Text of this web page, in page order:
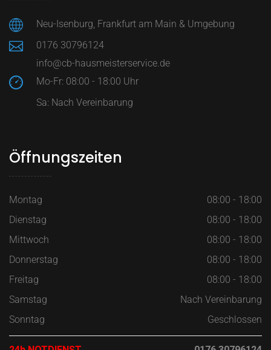
Neu-Isenburg, Frankfurt am Main & Umgebung
0176 30796124
info@cb-hausmeisterservice.de
Mo-Fr: 08:00 - 18:00 Uhr
Sa: Nach Vereinbarung
Öffnungszeiten
Montag
08:00 - 18:00
Dienstag
08:00 - 18:00
Mittwoch
08:00 - 18:00
Donnerstag
08:00 - 18:00
Freitag
08:00 - 18:00
Samstag
Nach Vereinbarung
Sonntag
Geschlossen